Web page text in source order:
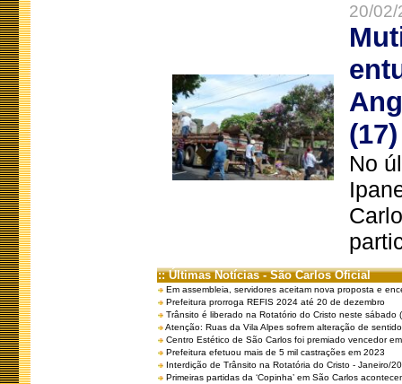
20/
(17)
No
:: Últimas Notícias - São Carlos Oficial
Em assembleia, servidores aceitam nova proposta e
Prefeitura prorroga REFIS 2024 até 20 de dezembro
Trânsito é liberado na Rotatório do Cristo neste sábado
Atenção: Ruas da Vila Alpes sofrem alteração de
Centro Estético de São Carlos foi premiado vencedor
Prefeitura efetuou mais de 5 mil castrações em 2023
Interdição de Trânsito na Rotatória do Cristo - Janeiro/
Primeiras partidas da ‘Copinha’ em São Carlos